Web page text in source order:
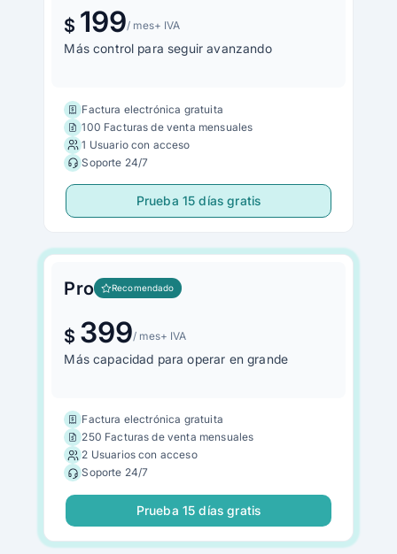
$ 199/ mes+ IVA
Más control para seguir avanzando
Factura electrónica gratuita
100 Facturas de venta mensuales
1 Usuario con acceso
Soporte 24/7
Prueba 15 días gratis
Pro Recomendado
$ 399/ mes+ IVA
Más capacidad para operar en grande
Factura electrónica gratuita
250 Facturas de venta mensuales
2 Usuarios con acceso
Soporte 24/7
Prueba 15 días gratis